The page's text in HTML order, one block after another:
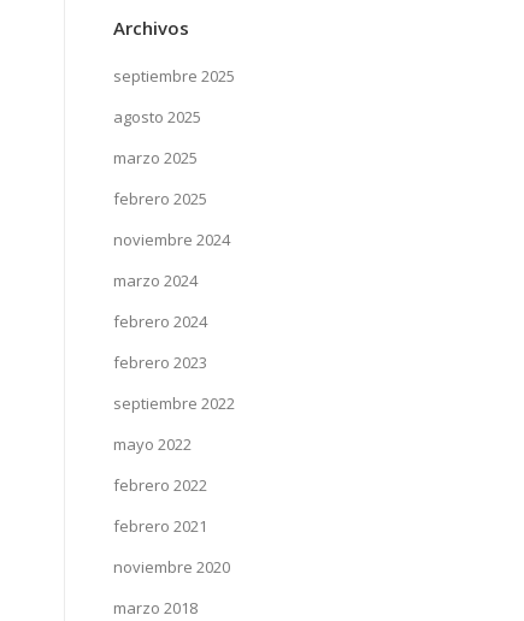
Archivos
septiembre 2025
agosto 2025
marzo 2025
febrero 2025
noviembre 2024
marzo 2024
febrero 2024
febrero 2023
septiembre 2022
mayo 2022
febrero 2022
febrero 2021
noviembre 2020
marzo 2018